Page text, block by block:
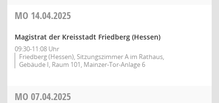
MO 14.04.2025
Magistrat der Kreisstadt Friedberg (Hessen)
09:30-11:08 Uhr
Friedberg (Hessen), Sitzungszimmer A im Rathaus,
Gebäude I, Raum 101, Mainzer-Tor-Anlage 6
MO 07.04.2025